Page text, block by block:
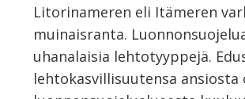
Litorinameren eli Itämeren
muinaisranta.
uhanalaisia lehtotyyppejä.
lehtokasvillisuutensa ansiosta